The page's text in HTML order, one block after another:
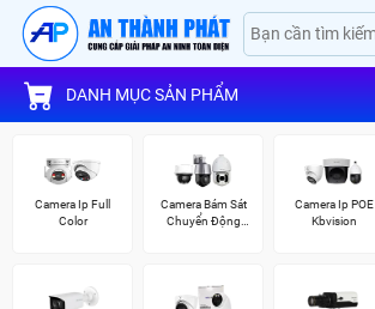
DANH MỤC SẢN PHẨM
Camera Ip Full
Color
Camera Bám Sát
Chuyển Động
Camera Ip POE
Kbvision